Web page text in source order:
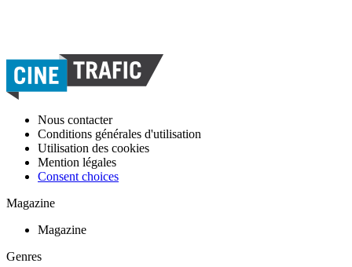
Nous contacter
Conditions générales d'utilisation
Utilisation des cookies
Mention légales
Consent choices
Magazine
Magazine
Genres